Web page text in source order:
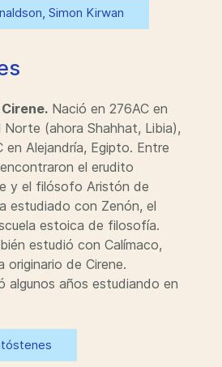
Simon Kirwan
Nació en 276AC en
Norte (ahora Shahhat, Libia),
en Alejandría, Egipto. Entre
el erudito
y el filósofo Aristón de
estudiado con Zenón, el
estoica de filosofía.
estudió con Calímaco,
originario de Cirene.
algunos años estudiando en